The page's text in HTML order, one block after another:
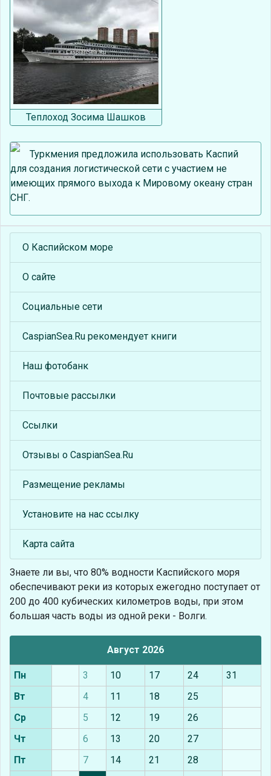
Теплоход Зосима Шашков
Туркмения предложила использовать Каспий
для создания логистической сети с участием не
имеющих прямого выхода к Мировому океану стран
СНГ.
О Каспийском море
О сайте
Социальные сети
CaspianSea.Ru рекомендует книги
Наш фотобанк
Почтовые рассылки
Ссылки
Отзывы о CaspianSea.Ru
Размещение рекламы
Установите на нас ссылку
Карта сайта
Знаете ли вы, что 80% водности Каспийского моря
обеспечивают реки из которых ежегодно поступает от
200 до 400 кубических километров воды, при этом
большая часть воды из одной реки - Волги.
Август 2026
Пн 3 10 17 24
31
Вт
4 11 18
25
Ср
5 12 19
26
Чт
6 13 20
27
Пт
7 14 21
28